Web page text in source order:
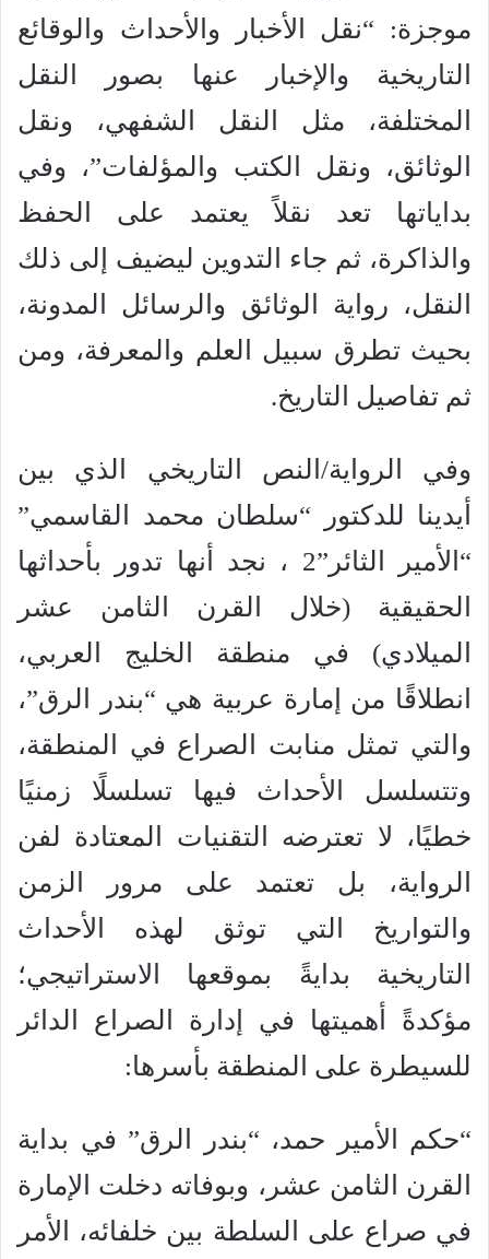
موجزة: “نقل الأخبار والأحداث والوقائع
التاريخية والإخبار عنها بصور النقل
المختلفة، مثل النقل الشفهي، ونقل
الوثائق، ونقل الكتب والمؤلفات”، وفي
بداياتها تعد نقلاً يعتمد على الحفظ
والذاكرة، ثم جاء التدوين ليضيف إلى ذلك
النقل، رواية الوثائق والرسائل المدونة،
بحيث تطرق سبيل العلم والمعرفة، ومن
ثم تفاصيل التاريخ.
وفي الرواية/النص التاريخي الذي بين
أيدينا للدكتور “سلطان محمد القاسمي”
“الأمير الثائر”2 ، نجد أنها تدور بأحداثها
الحقيقية (خلال القرن الثامن عشر
الميلادي) في منطقة الخليج العربي،
انطلاقًا من إمارة عربية هي “بندر الرق”،
والتي تمثل منابت الصراع في المنطقة،
وتتسلسل الأحداث فيها تسلسلًا زمنيًا
خطيًا، لا تعترضه التقنيات المعتادة لفن
الرواية، بل تعتمد على مرور الزمن
والتواريخ التي توثق لهذه الأحداث
التاريخية بدايةً بموقعها الاستراتيجي؛
مؤكدةً أهميتها في إدارة الصراع الدائر
للسيطرة على المنطقة بأسرها:
“حكم الأمير حمد، “بندر الرق” في بداية
القرن الثامن عشر، وبوفاته دخلت الإمارة
في صراع على السلطة بين خلفائه، الأمر